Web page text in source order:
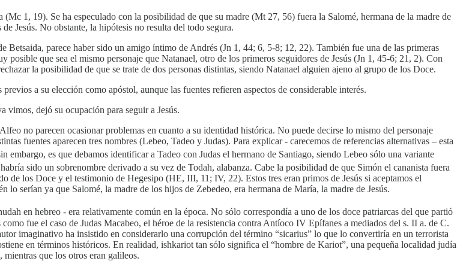
1, 19). Se ha especulado con la posibilidad de que su madre (Mt 27, 56) fuera la Salomé, hermana de la madre de
Jesús. No obstante, la hipótesis no resulta del todo segura.
parece haber sido un amigo íntimo de Andrés (Jn 1, 44; 6, 5-8; 12, 22). También fue una de las primeras
posible que sea el mismo personaje que Natanael, otro de los primeros seguidores de Jesús (Jn 1, 45-6; 21, 2). Con
la posibilidad de que se trate de dos personas distintas, siendo Natanael alguien ajeno al grupo de los Doce.
a su elección como apóstol, aunque las fuentes refieren aspectos de considerable interés.
dejó su ocupación para seguir a Jesús.
no parecen ocasionar problemas en cuanto a su identidad histórica. No puede decirse lo mismo del personaje
fuentes aparecen tres nombres (Lebeo, Tadeo y Judas). Para explicar - carecemos de referencias alternativas – esta
embargo, es que debamos identificar a Tadeo con Judas el hermano de Santiago, siendo Lebeo sólo una variante
sido un sobrenombre derivado a su vez de Todah, alabanza. Cabe la posibilidad de que Simón el cananista fuera
de los Doce y el testimonio de Hegesipo (HE, III, 11; IV, 22). Estos tres eran primos de Jesús si aceptamos el
serían ya que Salomé, la madre de los hijos de Zebedeo, era hermana de María, la madre de Jesús.
en hebreo - era relativamente común en la época. No sólo correspondía a uno de los doce patriarcas del que partió
fue el caso de Judas Macabeo, el héroe de la resistencia contra Antíoco IV Epífanes a mediados del s. II a. de C.
imaginativo ha insistido en considerarlo una corrupción del término “sicarius” lo que lo convertiría en un terrorista
en términos históricos. En realidad, ishkariot tan sólo significa el “hombre de Kariot”, una pequeña localidad judía
que los otros eran galileos.